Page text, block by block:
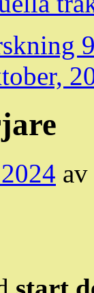
av